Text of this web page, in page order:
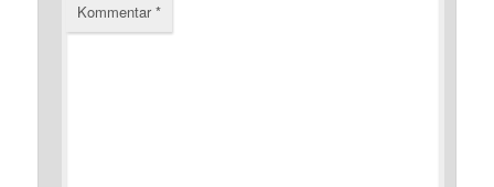
Kommentar*